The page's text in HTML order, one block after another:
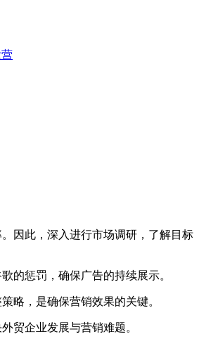
因此，深入进行市场调研，了解目标
惩罚，确保广告的持续展示。
，是确保营销效果的关键。
贸企业发展与营销难题。